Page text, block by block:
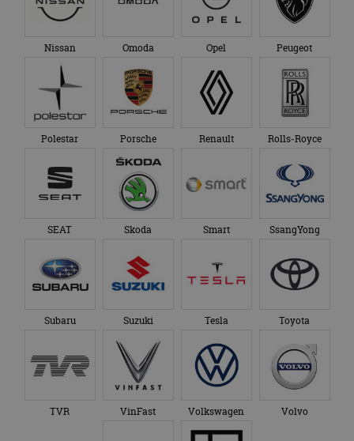
Nissan Omoda Opel Peugeot
Polestar Porsche Renault Rolls-Royce
SEAT Skoda Smart SsangYong
Subaru Suzuki Tesla Toyota
TVR VinFast Volkswagen Volvo